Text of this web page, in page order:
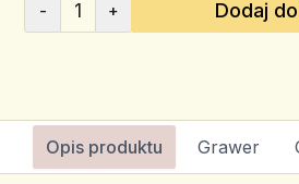
- 1 + Dodaj
Opis produktu Grawer